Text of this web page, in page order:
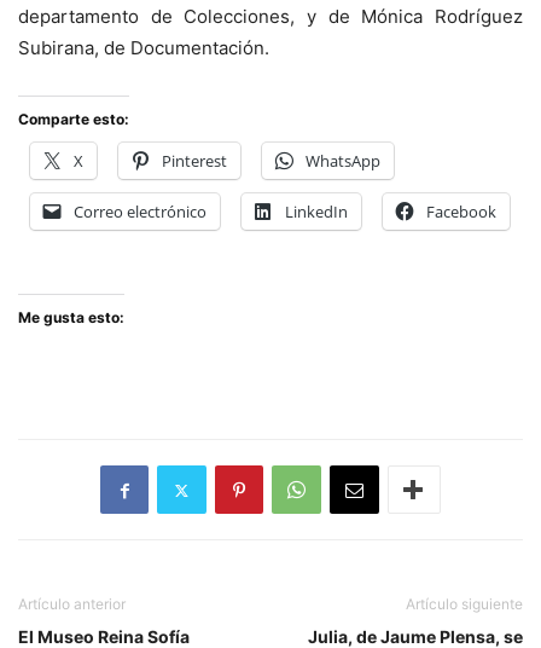
departamento de Colecciones, y de Mónica Rodríguez
Subirana, de Documentación.
Comparte esto:
X Pinterest WhatsApp
Correo electrónico LinkedIn Facebook
Me gusta esto:
Artículo anterior
El Museo Reina Sofía
Artículo siguiente
Julia, de Jaume Plensa, se